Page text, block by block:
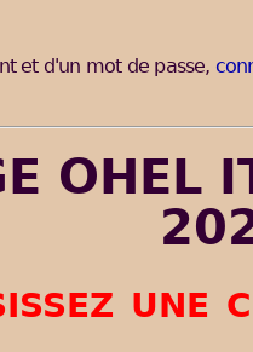
et d'un mot de passe,
OHEL
une